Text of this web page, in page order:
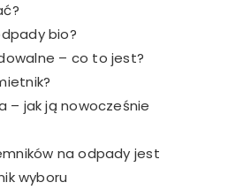
bio?
– co to jest?
– jak ją nowocześnie
na odpady jest
wyboru